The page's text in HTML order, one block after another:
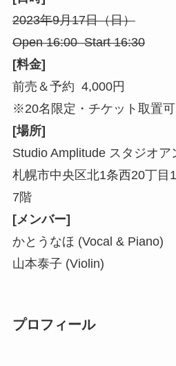
2023年9月17日（日）
Open 16:00 Start 16:30
[料金]
前売＆予約 4,000円
※20名限定・チケット取置可
[場所]
Studio Amplitude スタジオア
札幌市中央区北1条西20丁目
7階
[メンバー]
かとうなほ (Vocal & Piano)
山本泰子 (Violin)
プロフィール